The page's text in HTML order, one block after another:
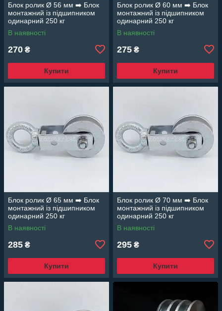
Блок ролик Ø 56 мм ➡️ Блок
монтажний із підшипником
одинарний 250 кг
В наявності
270 ₴
Купити
Блок ролик Ø 60 мм ➡️ Блок
монтажний із підшипником
одинарний 250 кг
В наявності
275 ₴
Купити
Блок ролик Ø 65 мм ➡️ Блок
монтажний із підшипником
одинарний 250 кг
В наявності
285 ₴
Купити
Блок ролик Ø 70 мм ➡️ Блок
монтажний із підшипником
одинарний 250 кг
В наявності
295 ₴
Купити